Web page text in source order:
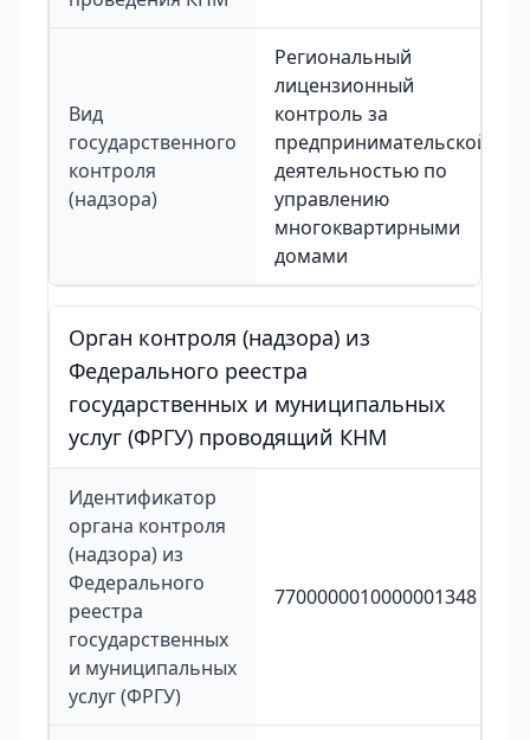
Вид
государственного
контроля
(надзора)
Региональный
лицензионный
контроль за
предпринимательской
деятельностью по
управлению
многоквартирными
домами
Орган контроля (надзора) из
Федерального реестра
государственных и муниципальных
услуг (ФРГУ) проводящий КНМ
Идентификатор
органа контроля
(надзора) из
Федерального
реестра
государственных
и муниципальных
услуг (ФРГУ)
7700000010000001348